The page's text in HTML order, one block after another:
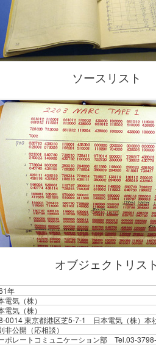
ソースリスト
オブジェクトリス
年
電気（株）
電気（株）
0014 東京都港区芝5-7-1 日本電気（株）本
非公開（応相談）
ポレートコミュニケーション部 Tel.03-